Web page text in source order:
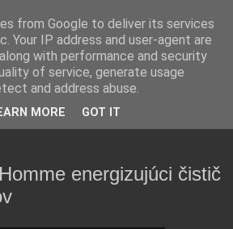
živote a všetko možné.
energizujúci čistič
from Google to deliver its services
Your IP address and user-agent are
with performance and security
of service, generate usage
and address abuse.
MORE GOT IT